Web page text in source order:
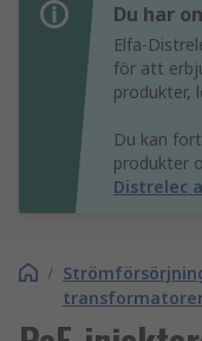
Du har
Elfa-
för att
produkter,
Du kan
produkter
Distrelec
/